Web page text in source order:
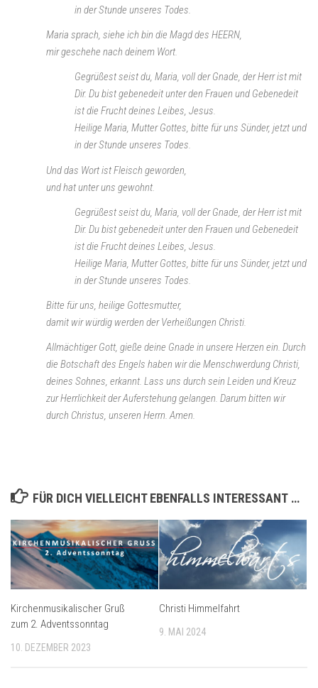
in der Stunde unseres Todes.
Maria sprach, siehe ich bin die Magd des HEERN,
mir geschehe nach deinem Wort.
Gegrüßest seist du, Maria, voll der Gnade, der Herr ist mit
Dir. Du bist gebenedeit unter den Frauen und Gebenedeit
ist die Frucht deines Leibes, Jesus.
Heilige Maria, Mutter Gottes, bitte für uns Sünder, jetzt und
in der Stunde unseres Todes.
Und das Wort ist Fleisch geworden,
und hat unter uns gewohnt.
Gegrüßest seist du, Maria, voll der Gnade, der Herr ist mit
Dir. Du bist gebenedeit unter den Frauen und Gebenedeit
ist die Frucht deines Leibes, Jesus.
Heilige Maria, Mutter Gottes, bitte für uns Sünder, jetzt und
in der Stunde unseres Todes.
Bitte für uns, heilige Gottesmutter,
damit wir würdig werden der Verheißungen Christi.
Allmächtiger Gott, gieße deine Gnade in unsere Herzen ein. Durch
die Botschaft des Engels haben wir die Menschwerdung Christi,
deines Sohnes, erkannt. Lass uns durch sein Leiden und Kreuz
zur Herrlichkeit der Auferstehung gelangen. Darum bitten wir
durch Christus, unseren Herrn. Amen.
FÜR DICH VIELLEICHT EBENFALLS INTERESSANT …
Kirchenmusikalischer Gruß
zum 2. Adventssonntag
10. DEZEMBER 2023
Christi Himmelfahrt
9. MAI 2024